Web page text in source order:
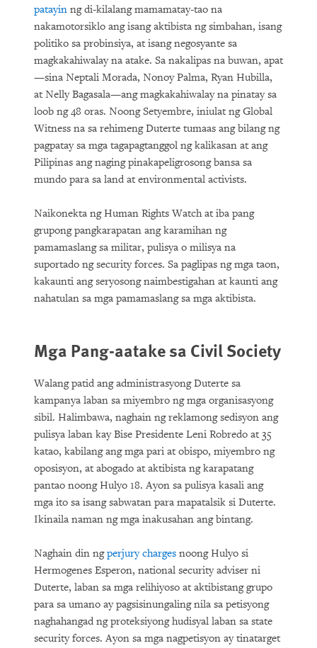
patayin ng di-kilalang mamamatay-tao na
nakamotorsiklo ang isang aktibista ng simbahan, isang
politiko sa probinsiya, at isang negosyante sa
magkakahiwalay na atake. Sa nakalipas na buwan, apat
—sina Neptali Morada, Nonoy Palma, Ryan Hubilla,
at Nelly Bagasala—ang magkakahiwalay na pinatay sa
loob ng 48 oras. Noong Setyembre, iniulat ng Global
Witness na sa rehimeng Duterte tumaas ang bilang ng
pagpatay sa mga tagapagtanggol ng kalikasan at ang
Pilipinas ang naging pinakapeligrosong bansa sa
mundo para sa land at environmental activists.
Naikonekta ng Human Rights Watch at iba pang
grupong pangkarapatan ang karamihan ng
pamamaslang sa militar, pulisya o milisya na
suportado ng security forces. Sa paglipas ng mga taon,
kakaunti ang seryosong naimbestigahan at kaunti ang
nahatulan sa mga pamamaslang sa mga aktibista.
Mga Pang-aatake sa Civil Society
Walang patid ang administrasyong Duterte sa
kampanya laban sa miyembro ng mga organisasyong
sibil. Halimbawa, naghain ng reklamong sedisyon ang
pulisya laban kay Bise Presidente Leni Robredo at 35
katao, kabilang ang mga pari at obispo, miyembro ng
oposisyon, at abogado at aktibista ng karapatang
pantao noong Hulyo 18. Ayon sa pulisya kasali ang
mga ito sa isang sabwatan para mapatalsik si Duterte.
Ikinaila naman ng mga inakusahan ang bintang.
Naghain din ngperjury charges noong Hulyo si
Hermogenes Esperon, national security adviser ni
Duterte, laban sa mga relihiyoso at aktibistang grupo
para sa umano ay pagsisinungaling nila sa petisyong
naghahangad ng proteksiyong hudisyal laban sa state
security forces. Ayon sa mga nagpetisyon ay tinatarget